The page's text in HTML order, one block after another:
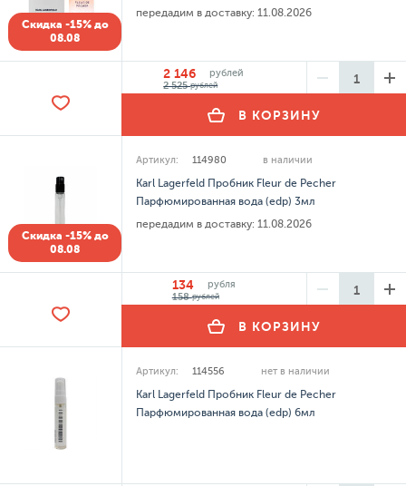
Скидка -15% до
08.08
передадим в доставку: 11.08.2026
2 146
рублей
2 525рублей
В КОРЗИНУ
Скидка -15% до
08.08
Артикул: 114980 в наличии
Karl Lagerfeld Пробник Fleur de Pecher
Парфюмированная вода (edp) 3мл
передадим в доставку: 11.08.2026
134
рубля
158рублей
В КОРЗИНУ
Артикул: 114556 нет в наличии
Karl Lagerfeld Пробник Fleur de Pecher
Парфюмированная вода (edp) 6мл